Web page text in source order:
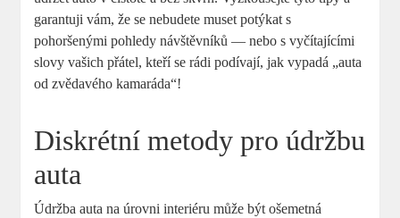
garantuji vám, že se nebudete muset potýkat s
pohoršenými pohledy návštěvníků — nebo s vyčítajícími
slovy vašich přátel, kteří se rádi podívají, jak vypadá „auta
od zvědavého kamaráda“!
Diskrétní metody pro údržbu
auta
Údržba auta na úrovni interiéru může být ošemetná